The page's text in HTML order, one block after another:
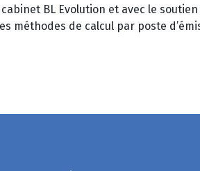
BL Evolution et avec le
méthodes de calcul par poste